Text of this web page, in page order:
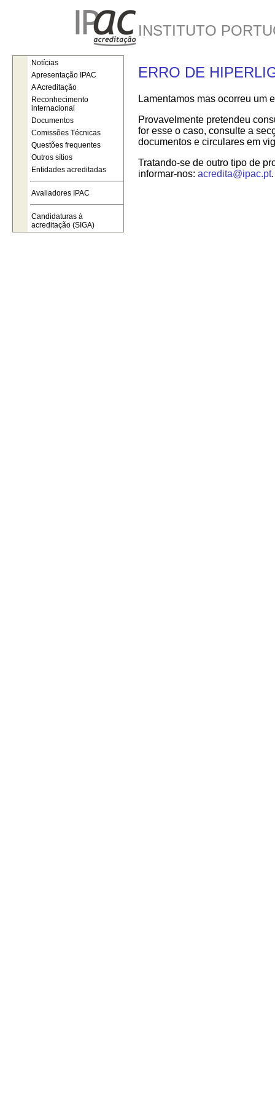
INSTITUTO
ERRO DE
Lamentamos mas ocorreu um
Provavelmente pretendeu
for esse o caso, consulte a
documentos e circulares em
Tratando-se de outro tipo de
informar-nos: acredita@ipac.pt.
Notícias
Apresentação IPAC
A Acreditação
Reconhecimento
internacional
Documentos
Comissões Técnicas
Questões frequentes
Outros sítios
Entidades acreditadas
Avaliadores IPAC
Candidaturas à
acreditação (SIGA)